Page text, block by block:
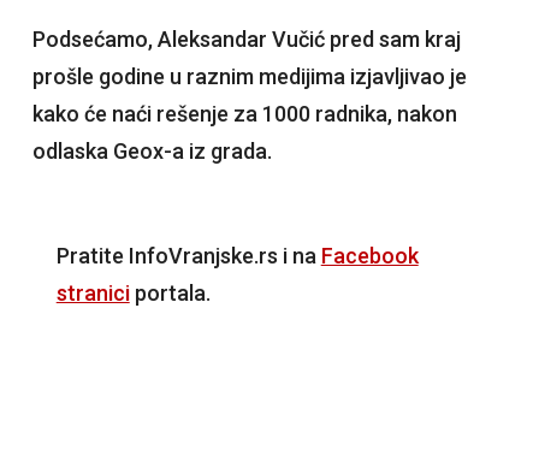
Podsećamo, Aleksandar Vučić pred sam kraj
prošle godine u raznim medijima izjavljivao je
kako će naći rešenje za 1000 radnika, nakon
odlaska Geox-a iz grada.
Pratite InfoVranjske.rs i na Facebook
straniciportala.